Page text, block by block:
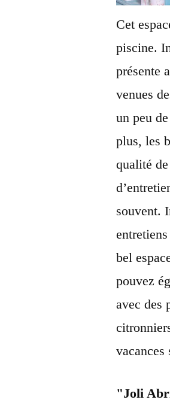
Cet
piscine.
présente
venues
un peu
plus, les
qualité
souvent.
bel
pouvez
avec des
Joli